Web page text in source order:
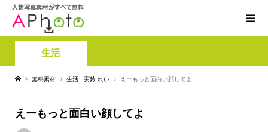
生活
無料素材 生活 実鈴 れい えーもっと面白い顔してよ
えーもっと面白い顔してよ